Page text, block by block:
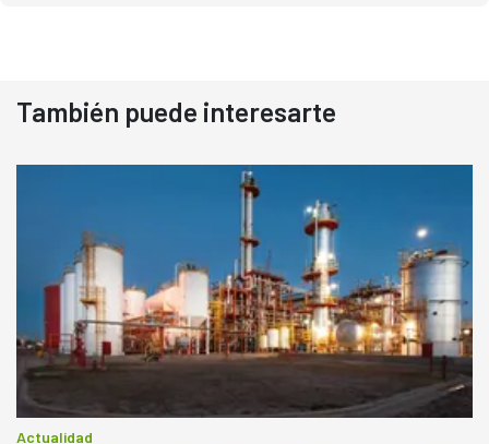
También puede interesarte
Actualidad